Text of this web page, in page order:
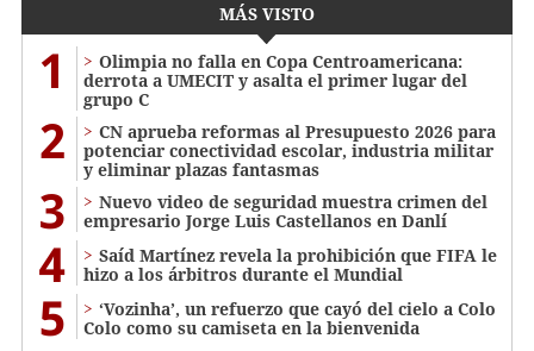
MÁS VISTO
1
Olimpia no falla en Copa Centroamericana:
derrota a UMECIT y asalta el primer lugar del
grupo C
2
CN aprueba reformas al Presupuesto 2026 para
potenciar conectividad escolar, industria militar
y eliminar plazas fantasmas
3
Nuevo video de seguridad muestra crimen del
empresario Jorge Luis Castellanos en Danlí
4
Saíd Martínez revela la prohibición que FIFA le
hizo a los árbitros durante el Mundial
5
‘Vozinha’, un refuerzo que cayó del cielo a Colo
Colo como su camiseta en la bienvenida